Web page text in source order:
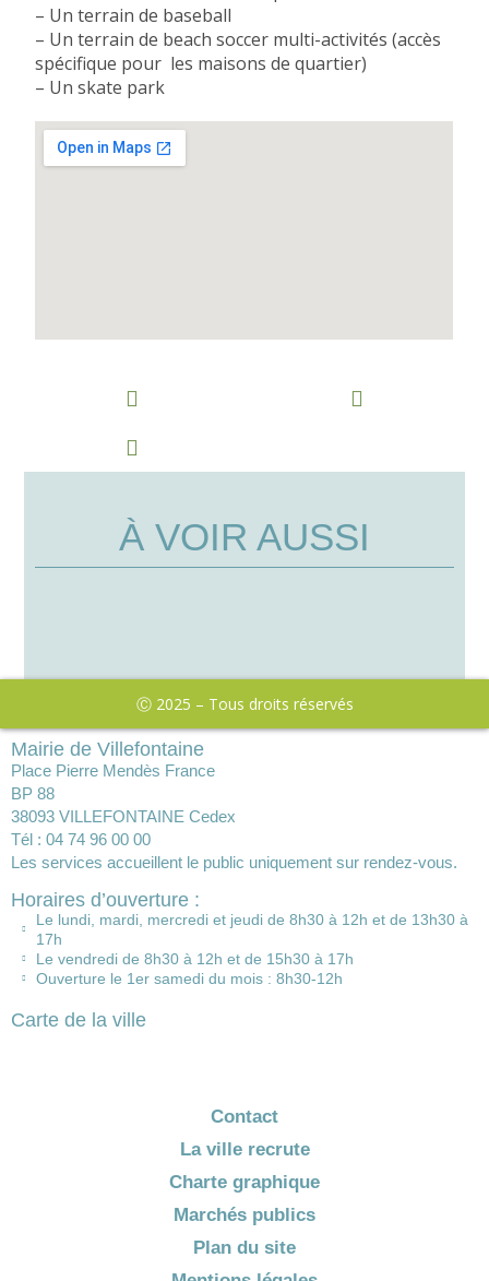
– Un terrain de baseball
– Un terrain de beach soccer multi-activités (accès
spécifique pour les maisons de quartier)
– Un skate park
À VOIR AUSSI
Ⓒ 2025 – Tous droits réservés
Mairie de Villefontaine
Place Pierre Mendès France
BP 88
38093 VILLEFONTAINE Cedex
Tél : 04 74 96 00 00
Les services accueillent le public uniquement sur rendez-vous.
Horaires d’ouverture :
Le lundi, mardi, mercredi et jeudi de 8h30 à 12h et de 13h30 à
17h
Le vendredi de 8h30 à 12h et de 15h30 à 17h
Ouverture le 1er samedi du mois : 8h30-12h
Carte de la ville
Contact
La ville recrute
Charte graphique
Marchés publics
Plan du site